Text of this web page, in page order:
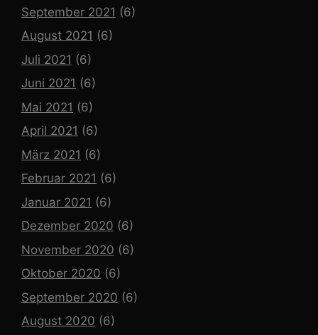
September 2021 (6)
August 2021 (6)
Juli 2021 (6)
Juni 2021 (6)
Mai 2021 (6)
April 2021 (6)
März 2021 (6)
Februar 2021 (6)
Januar 2021 (6)
Dezember 2020 (6)
November 2020 (6)
Oktober 2020 (6)
September 2020 (6)
August 2020 (6)